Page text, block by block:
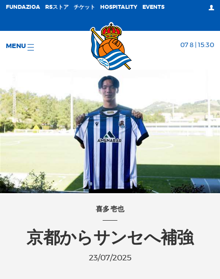
FUNDAZIOA RSストア チケット HOSPITALITY EVENTS
MENU 07 8 | 15:30
喜多 壱也
京都からサンセへ補強
23/07/2025